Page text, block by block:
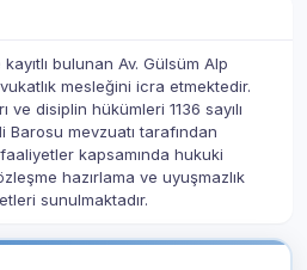
bulunan Av. Gülsüm Alp
mesleğini icra etmektedir.
disiplin hükümleri 1136 sayılı
Barosu mevzuatı tarafından
kapsamında hukuki
hazırlama ve uyuşmazlık
sunulmaktadır.